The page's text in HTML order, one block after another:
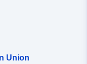
Union